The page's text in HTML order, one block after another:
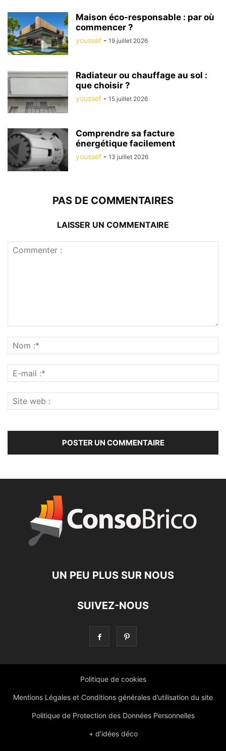
Maison éco-responsable : par où
commencer ?
youssef - 19 juillet 2026
Radiateur ou chauffage au sol :
que choisir ?
youssef - 15 juillet 2026
Comprendre sa facture
énergétique facilement
youssef - 13 juillet 2026
PAS DE COMMENTAIRES
LAISSER UN COMMENTAIRE
UN PEU PLUS SUR NOUS
SUIVEZ-NOUS
Politique de cookies
Mentions Légales et Conditions générales d’utilisation du site
Politique de Protection des Données Personnelles
+ d’idées déco